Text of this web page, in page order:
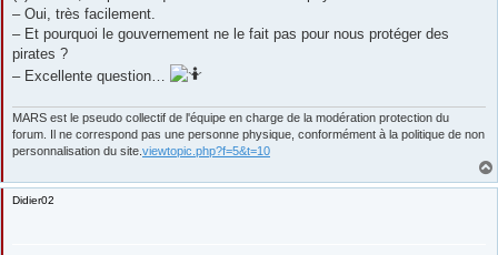
– Oui, très facilement.
– Et pourquoi le gouvernement ne le fait pas pour nous protéger des
pirates ?
– Excellente question…
MARS est le pseudo collectif de l'équipe en charge de la modération protection du
forum. Il ne correspond pas une personne physique, conformément à la politique de non
personnalisation du site. viewtopic.php?f=5&t=10
Didier02